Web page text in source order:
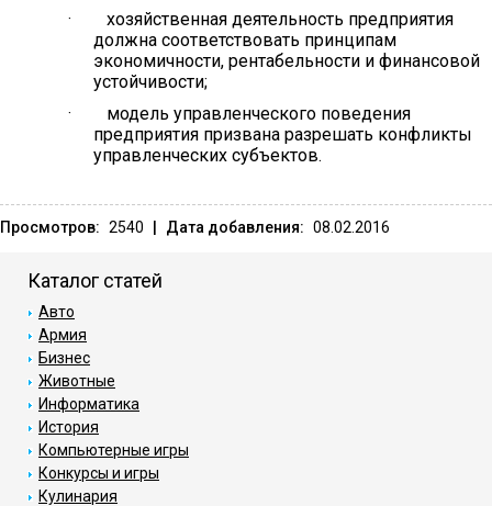
· хозяйственная деятельность предприятия
должна соответствовать принципам
экономичности, рентабельности и финансовой
устойчивости;
· модель управленческого поведения
предприятия призвана разрешать конфликты
управленческих субъектов.
Просмотров: 2540 Дата добавления: 08.02.2016
Каталог статей
Авто
Армия
Бизнес
Животные
Информатика
История
Компьютерные игры
Конкурсы и игры
Кулинария